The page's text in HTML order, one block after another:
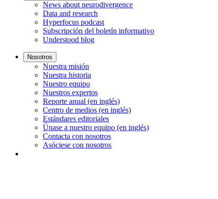
News about neurodivergence
Data and research
Hyperfocus podcast
Subscripción del boletín informativo
Understood blog
Nosotros
Nuestra misión
Nuestra historia
Nuestro equipo
Nuestros expertos
Reporte anual (en inglés)
Centro de medios (en inglés)
Estándares editoriales
Únase a nuestro equipo (en inglés)
Contacta con nosotros
Asóciese con nosotros